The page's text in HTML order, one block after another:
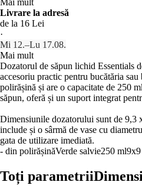
Livrare la adresă
de la 16 Lei
·
Mi 12.–Lu 17.08.
Mai mult
Dozatorul de săpun lichid Essentials
accesoriu practic pentru bucătăria
polirășină și are o capacitate de 250
săpun, oferă și un suport integrat
Dimensiunile dozatorului sunt de 9,3
include și o sârmă de vase cu
gata de utilizare imediată.
- din polirășinăVerde salvie250 ml
Toți parametrii